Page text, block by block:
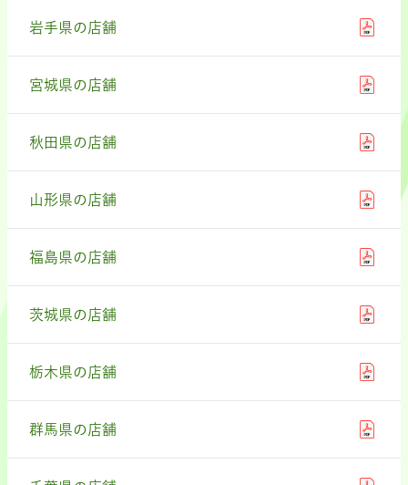
岩手県の店舗
宮城県の店舗
秋田県の店舗
山形県の店舗
福島県の店舗
茨城県の店舗
栃木県の店舗
群馬県の店舗